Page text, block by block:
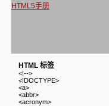
HTML5手册
HTML 标签
<!-->
<!DOCTYPE>
<a>
<abbr>
<acronym>